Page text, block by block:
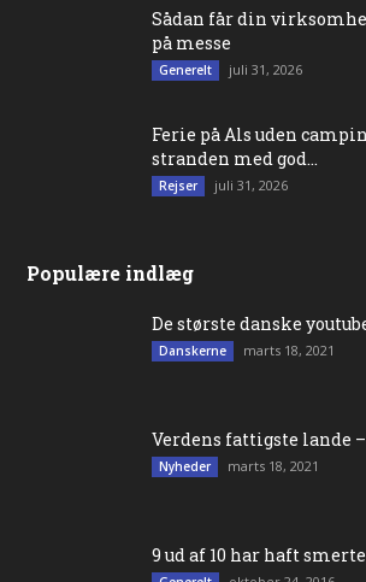
Sådan får din
på messe
Generelt juli 31, 2026
Ferie på Als uden
stranden med god...
Rejser juli 31, 2026
Populære indlæg
De største danske
Danskerne marts 18, 2021
Verdens fattigste lande
Nyheder marts 18, 2021
9 ud af 10 har haft